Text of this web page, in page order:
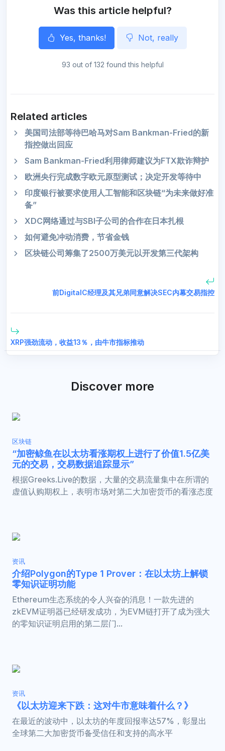
Was this article helpful?
Yes, thanks! Not, really
93 out of 132 found this helpful
Related articles
美国司法部等待巴哈马对Sam Bankman-Fried的新
指控做出回应
Sam Bankman-Fried利用律师建议为FTX欺诈辩护
欧洲央行完成数字欧元原型测试；决定开发等待中
印度银行被要求使用人工智能和区块链“为未来做好准
备”
XDC网络通过与SBI子公司的合作在日本扎根
如何避免冲动消费，节省金钱
区块链公司筹集了2500万美元以开发第三代架构
前DigitalC经理及其兄弟同意解决SEC内幕交易指控
XRP强劲流动，收益13％，由牛市指标推动
Discover more
区块链
“加密鲸鱼在以太坊看涨期权上进行了价值1.5亿美
元的交易，交易数据追踪显示”
根据Greeks.Live的数据，大量的交易流量集中在所谓的
虚值认购期权上，表明市场对第二大加密货币的看涨态度
资讯
介绍Polygon的Type 1 Prover：在以太坊上解锁
零知识证明功能
Ethereum生态系统的令人兴奋的消息！一款先进的
zkEVM证明器已经研发成功，为EVM链打开了成为强大
的零知识证明启用的第二层门...
资讯
《以太坊迎来下跌：这对牛市意味着什么？》
在最近的波动中，以太坊的年度回报率达57%，彰显出
全球第二大加密货币备受信任和支持的高水平